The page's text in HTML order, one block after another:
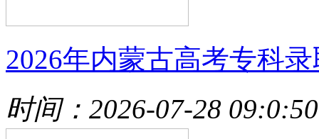
2026年内蒙古高考专科
时间：2026-07-28 09:0:50